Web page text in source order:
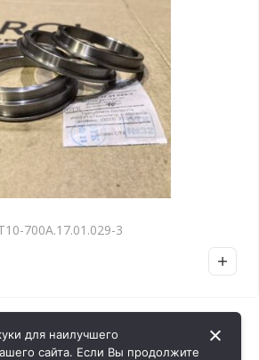
700А.17.01.029-3
для наилучшего
сайта. Если Вы продолжите